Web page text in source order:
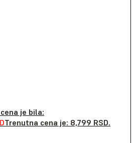
je bila:
Trenutna cena je: 8,799 RSD.